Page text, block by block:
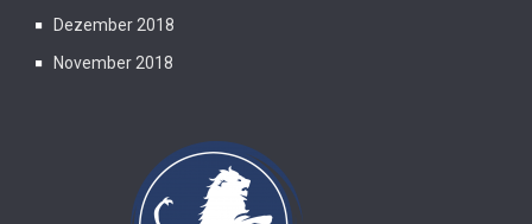
Dezember 2018
November 2018